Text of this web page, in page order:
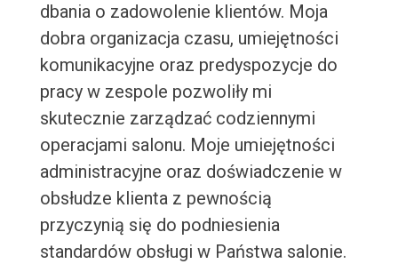
dbania o zadowolenie klientów. Moja
dobra organizacja czasu, umiejętności
komunikacyjne oraz predyspozycje do
pracy w zespole pozwoliły mi
skutecznie zarządzać codziennymi
operacjami salonu. Moje umiejętności
administracyjne oraz doświadczenie w
obsłudze klienta z pewnością
przyczynią się do podniesienia
standardów obsługi w Państwa salonie.